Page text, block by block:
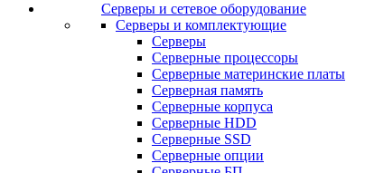
Серверы и сетевое оборудование
Серверы и комплектующие
Серверы
Серверные процессоры
Серверные материнские платы
Серверная память
Серверные корпуса
Серверные HDD
Серверные SSD
Серверные опции